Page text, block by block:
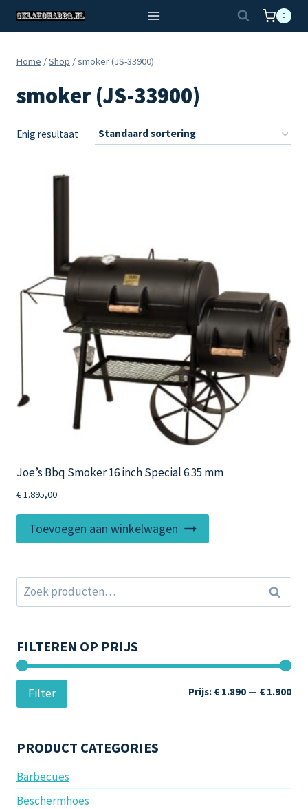
Doorgaan
0
Home /Shop /smoker (JS-33900)
smoker (JS-33900)
Enig resultaat
Joe’s Bbq Smoker 16 inch Special 6.35 mm
€1.895,00
Toevoegen aan winkelwagen
Zoeken
naar:
Zoeken
FILTEREN OP PRIJS
Filter Prijs: € 1.890 — € 1.900
PRODUCT CATEGORIES
Barbecues
Beschermhoes